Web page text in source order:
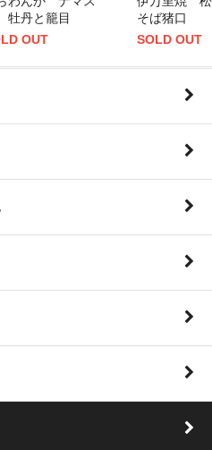
牡丹と籠目
OUT
そば猪口
SOLD OUT